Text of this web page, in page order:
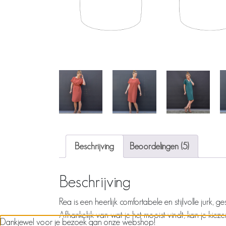
Beschrijving Beoordelingen (5)
Beschrijving
Rea is een heerlijk comfortabele en stijlvolle jurk,
Afhankelijk van wat je het mooist vindt, kan je
Dankjewel voor je bezoek aan onze webshop!